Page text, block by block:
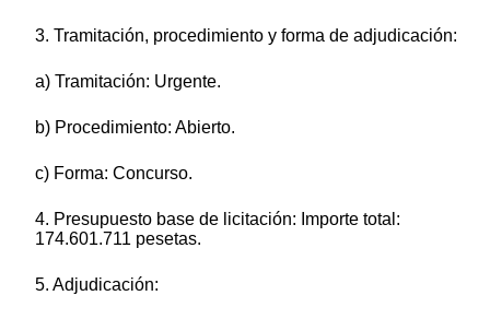
3. Tramitación, procedimiento y forma de adjudicación:
a) Tramitación: Urgente.
b) Procedimiento: Abierto.
c) Forma: Concurso.
4. Presupuesto base de licitación: Importe total:
174.601.711 pesetas.
5. Adjudicación: